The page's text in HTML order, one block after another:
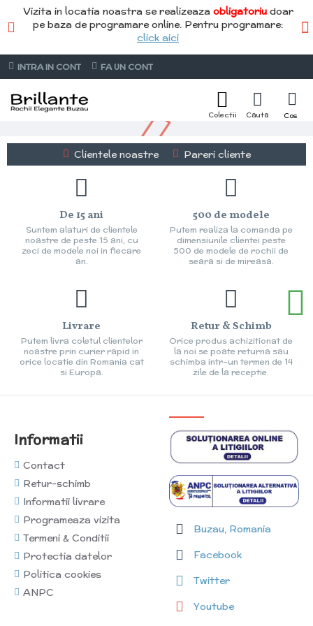
Vizita in locatia noastra se realizeaza obligatoriu doar
pe baza de programare online. Pentru programare:
click aici
INTRA IN CONT FA UN CONT
Clientele noastre Pareri cliente
De 15 ani
Suntem alaturi de clientele
noastre de peste 15 ani, cu
zeci de modele noi in fiecare
an.
500 de modele
Putem realiza la comanda pe
dimensiunile clientei peste
500 de modele de rochii de
seara si de mireasa.
Livrare
Putem livra coletul clientelor
noastre prin curier rapid in
orice locatie din Romania cat
si Europa.
Retur & Schimb
Orice produs achizitionat de
la noi se poate returna sau
schimba intr-un termen de 14
zile de la receptie.
Informatii
Contact
Retur-schimb
Informatii livrare
Programeaza vizita
Termeni & Conditii
Protectia datelor
Politica cookies
ANPC
Buzau, Romania
Facebook
Twitter
Youtube